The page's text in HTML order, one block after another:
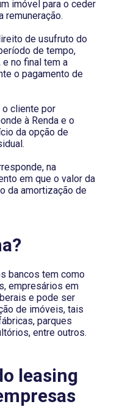
imóvel para o ceder
remuneração.
de usufruto do
de tempo,
no final tem a
o pagamento de
o cliente por
à Renda e o
da opção de
na
em que o valor da
da amortização de
bancos tem como
empresários em
e pode ser
de imóveis, tais
parques
entre outros.
leasing